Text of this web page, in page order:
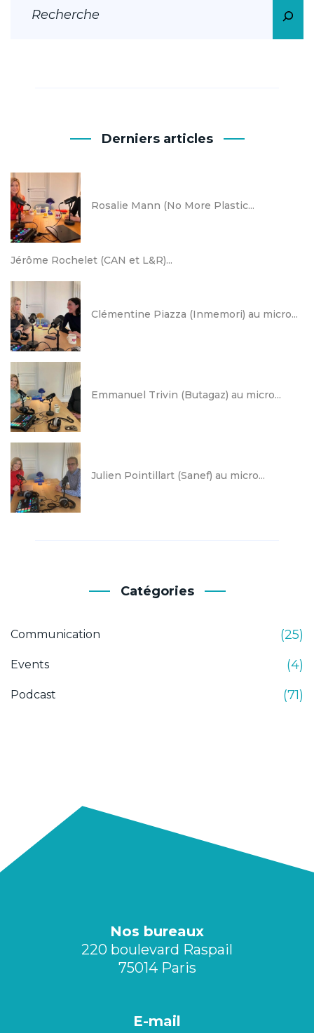
Derniers articles
Rosalie Mann (No More Plastic...
Jérôme Rochelet (CAN et L&R)...
Clémentine Piazza (Inmemori) au micro...
Emmanuel Trivin (Butagaz) au micro...
Julien Pointillart (Sanef) au micro...
Catégories
Communication (25)
Events (4)
Podcast (71)
Nos bureaux
220 boulevard Raspail
75014 Paris
E-mail